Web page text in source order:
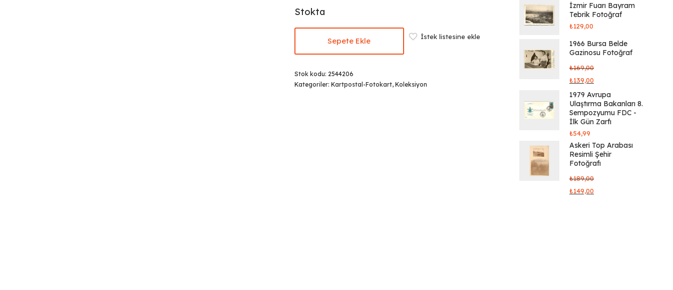
Stokta
Sepete Ekle İstek listesine ekle
Stok kodu: 2544206
Kategoriler: Kartpostal-Fotokart, Koleksiyon
İzmir Fuarı Bayram
Tebrik Fotoğraf
₺129,00
1966 Bursa Belde
Gazinosu Fotoğraf
₺169,00
₺139,00
1979 Avrupa
Ulaştırma Bakanları 8.
Sempozyumu FDC -
İlk Gün Zarfı
₺54,99
Askeri Top Arabası
Resimli Şehir
Fotoğrafı
₺189,00
₺149,00